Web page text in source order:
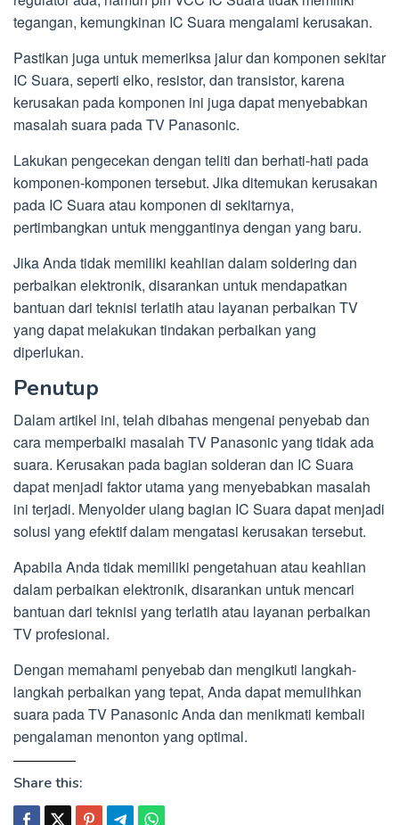
tegangan, kemungkinan IC Suara mengalami kerusakan.
Pastikan juga untuk memeriksa jalur dan komponen sekitar
IC Suara, seperti elko, resistor, dan transistor, karena
kerusakan pada komponen ini juga dapat menyebabkan
masalah suara pada TV Panasonic.
Lakukan pengecekan dengan teliti dan berhati-hati pada
komponen-komponen tersebut. Jika ditemukan kerusakan
pada IC Suara atau komponen di sekitarnya,
pertimbangkan untuk menggantinya dengan yang baru.
Jika Anda tidak memiliki keahlian dalam soldering dan
perbaikan elektronik, disarankan untuk mendapatkan
bantuan dari teknisi terlatih atau layanan perbaikan TV
yang dapat melakukan tindakan perbaikan yang
diperlukan.
Penutup
Dalam artikel ini, telah dibahas mengenai penyebab dan
cara memperbaiki masalah TV Panasonic yang tidak ada
suara. Kerusakan pada bagian solderan dan IC Suara
dapat menjadi faktor utama yang menyebabkan masalah
ini terjadi. Menyolder ulang bagian IC Suara dapat menjadi
solusi yang efektif dalam mengatasi kerusakan tersebut.
Apabila Anda tidak memiliki pengetahuan atau keahlian
dalam perbaikan elektronik, disarankan untuk mencari
bantuan dari teknisi yang terlatih atau layanan perbaikan
TV profesional.
Dengan memahami penyebab dan mengikuti langkah-
langkah perbaikan yang tepat, Anda dapat memulihkan
suara pada TV Panasonic Anda dan menikmati kembali
pengalaman menonton yang optimal.
Share this: